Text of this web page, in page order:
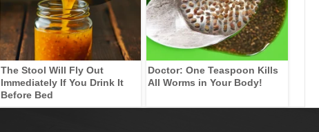
The Stool Will Fly Out
Immediately If You Drink It
Before Bed
Doctor: One Teaspoon Kills
All Worms in Your Body!